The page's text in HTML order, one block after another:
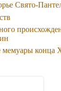
Свято-
конца